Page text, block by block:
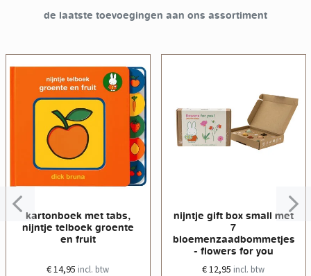
de laatste toevoegingen aan ons assortiment
kartonboek met tabs,
nijntje telboek groente
en fruit
€ 14,95 incl. btw
nijntje gift box small met
7
bloemenzaadbommetjes
- flowers for you
€ 12,95 incl. btw